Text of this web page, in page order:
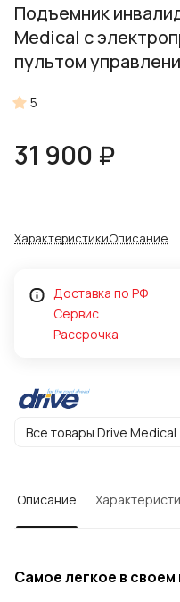
Подъемник
Medical с
пультом
5
31 900 ₽
ХарактеристикиОписание
Доставка по РФ
Сервис
Рассрочка
Все товары Drive Medical
Описание
Самое легкое в своем